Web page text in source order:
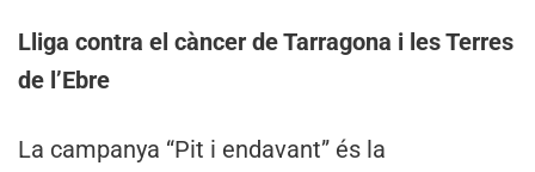
Lliga contra el càncer de Tarragona i les Terres
de l’Ebre
La campanya “Pit i endavant” és la